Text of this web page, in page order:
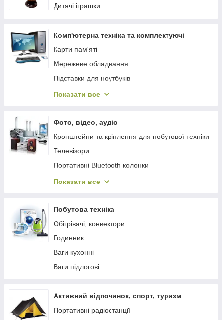
Аксесуари до ліхтарикам
Дитячі іграшки
Комп'ютерна техніка та комплектуючі
Карти пам'яті
Мережеве обладнання
Підставки для ноутбуків
Блоки живлення для ноутбуків
Показати все
Фото, відео, аудіо
Кронштейни та кріплення для побутової техніки
Телевізори
Портативні Bluetooth колонки
Радіоприймачі
Мікрофони
Медіаплеєри, ігрові приставки
Показати все
Побутова техніка
Обігрівачі, конвектори
Годинник
Ваги кухонні
Ваги підлогові
Активний відпочинок, спорт, туризм
Портативні радіостанції